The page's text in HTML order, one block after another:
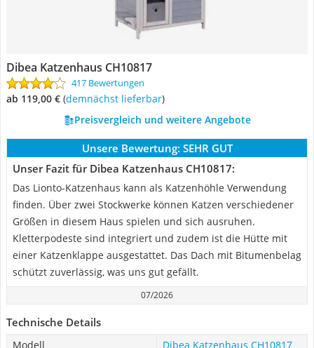
Dibea Katzenhaus CH10817
417 Bewertungen
ab 119,00 € ( Demnächst lieferbar)
Preisvergleich und weitere Angebote
Unsere Bewertung: SEHR GUT
Unser Fazit für Dibea Katzenhaus CH10817:
Das Lionto-Katzenhaus kann als Katzenhöhle Verwendung
finden. Über zwei Stockwerke können Katzen verschiedener
Größen in diesem Haus spielen und sich ausruhen.
Kletterpodeste sind integriert und zudem ist die Hütte mit
einer Katzenklappe ausgestattet. Das Dach mit Bitumenbelag
schützt zuverlässig, was uns gut gefällt.
07/2026
Technische Details
Modell
Dibea Katzenhaus CH10817